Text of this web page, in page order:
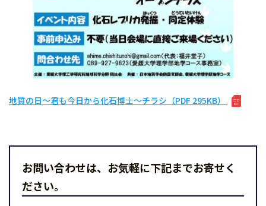
地質の日～君も今日から化石博士～チラシ（PDF 295KB）
お問い合わせは、お気軽に下記までお寄せく
ださい。